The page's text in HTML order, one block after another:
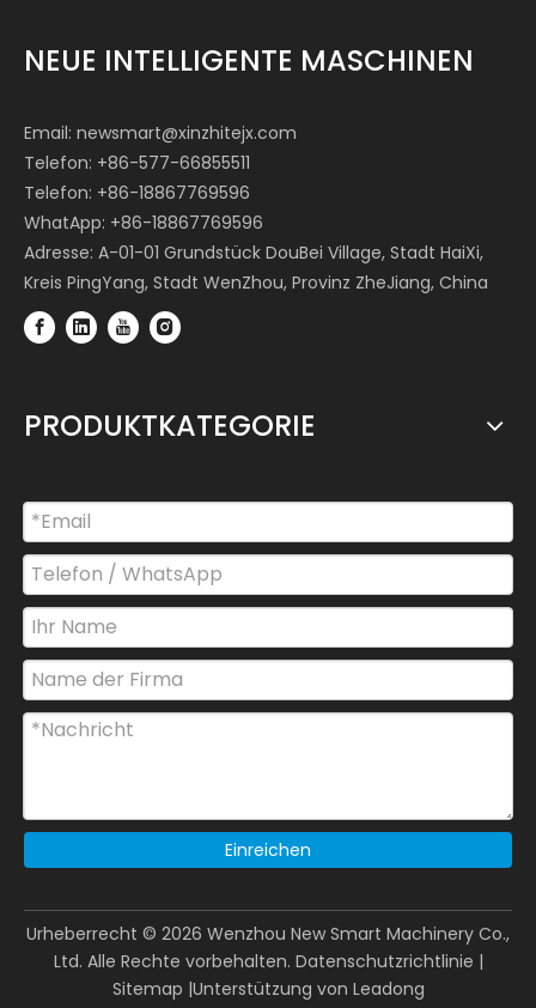
NEUE INTELLIGENTE MASCHINEN
Email: newsmart@xinzhitejx.com
Telefon: +86-577-66855511
Telefon: +86-18867769596
WhatApp: +86-18867769596
Adresse: A-01-01 Grundstück DouBei Village, Stadt HaiXi,
Kreis PingYang, Stadt WenZhou, Provinz ZheJiang, China
PRODUKTKATEGORIE
Einreichen
Urheberrecht © 2026 Wenzhou New Smart Machinery Co.,
Ltd. Alle Rechte vorbehalten. Datenschutzrichtlinie |
Sitemap |Unterstützung von Leadong